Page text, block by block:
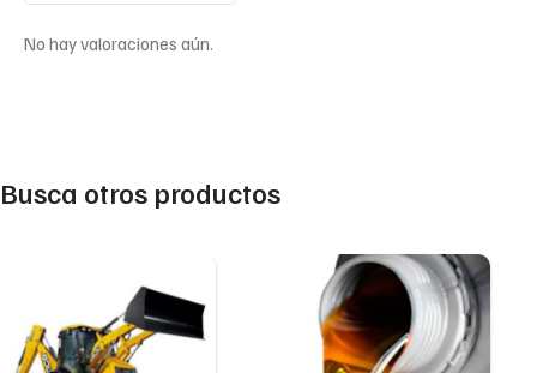
No hay valoraciones aún.
Busca otros productos